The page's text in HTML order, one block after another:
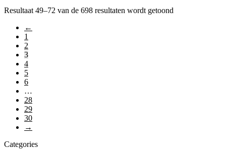
Resultaat 49–72 van de 698 resultaten wordt getoond
←
1
2
3
4
5
6
…
28
29
30
→
Categories